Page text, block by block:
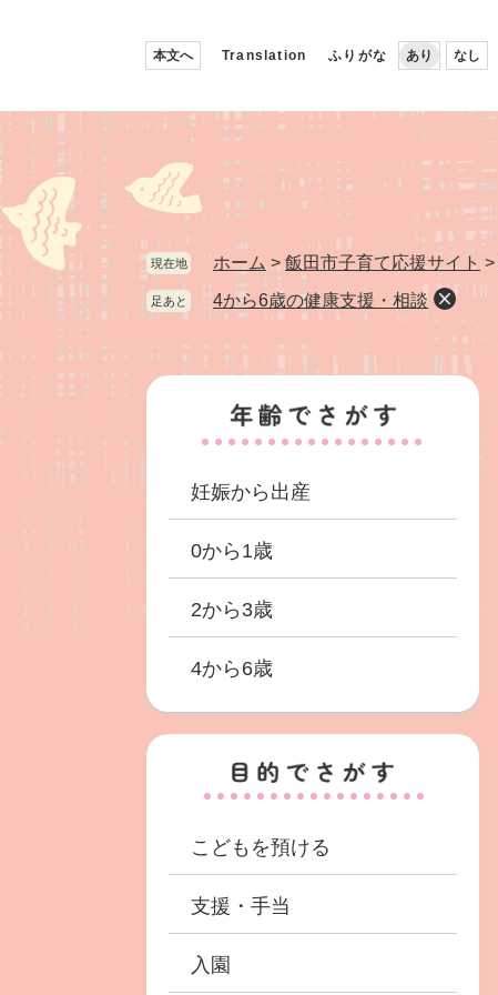
で
す。
ば
し
て
本文へ Translation ふりがな あり なし
現在地 ホーム > 飯田市子育て応援サイト >
足あと 4から6歳の健康支援・相談
妊娠から出産
0から1歳
2から3歳
4から6歳
こどもを預ける
支援・手当
入園